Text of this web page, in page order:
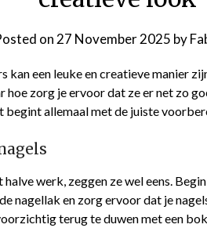
on 27 November 2025 by
kan een leuke en creatieve manier
hoe zorg je ervoor dat ze er net zo
begint allemaal met de juiste
werk, zeggen ze wel eens.
nagellak en zorg ervoor dat je
terug te duwen met een